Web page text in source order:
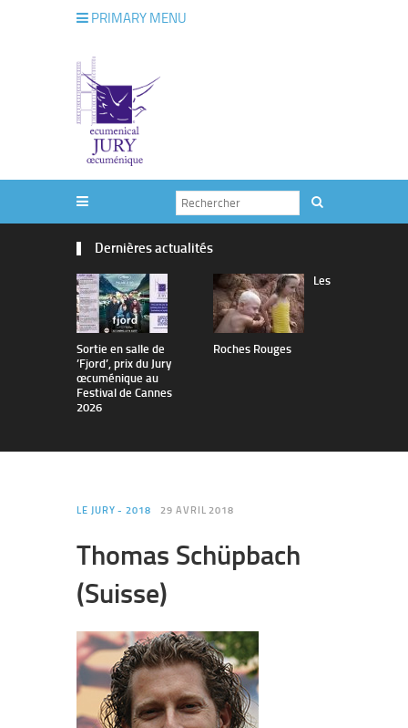
PRIMARY MENU
Dernières actualités
Sortie en salle de
’Fjord’, prix du Jury
œcuménique au
Festival de Cannes
2026
Les
Roches Rouges
LE JURY - 2018 29 AVRIL 2018
Thomas Schüpbach
(Suisse)